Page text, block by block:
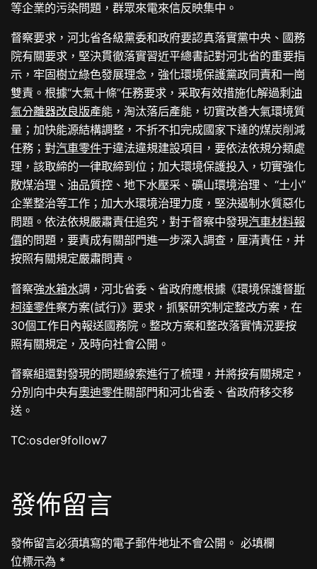
等企業的污染問題，群眾來電來信反映集中。
督察要求，河北省各級黨委和政府要認真落實黨中央、國務
院有關要求，堅決貫徹落實習近平總書記對河北省的重要指
示，牢固樹立綠色發展理念，強化環境保護黨政同責和一崗
雙責。根據“大氣十條”任務要求，采取有效措施化解過剩 油
氣分離器改良版產能，淘汰落后產能，切實改善大氣環境質
量；加快能源結構調整，不折不扣完成國家下達的煤炭削減
任務；對汽車零件于違法違規建設項目，要依法依規分類處
理，該取締的一律取締到位；加大環境保護投入，切實強化
散煤治理、油品質控、地下水壓采、礦山環境治理、 “土小”
企業整治等工作；加大水環境治理力度，堅決遏制水質惡化
問題。依法依規嚴肅責任追究，對于督察中發現汽車材料報
價的問題，要責成有關部門進一步深入調查，厘清責任，并
按照有關規定嚴肅問責。
督察強水箱水調，河北省委、省政府應根據《環境保護督斯
柯達零件察方案(試行)》要求，抓緊研究制定整改方案，在
30個工作日內報送國務院。整改方案和整改落實情況要按
照有關規定，及時向社會公開。
督察組還對發現的問題線索進行了梳理，并將按有關規定，
分別向中央有奧迪零件關部門和河北省委、省政府移交移
送。
TC:osder9follow7
發佈留言
發佈留言必須填寫的電子郵件地址不會公開。 必填欄
位標示為 *